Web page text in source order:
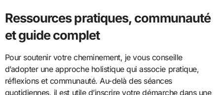
Ressources pratiques, communauté
et guide complet
Pour soutenir votre cheminement, je vous conseille
d’adopter une approche holistique qui associe pratique,
réflexions et communauté. Au-delà des séances
quotidiennes, il est utile d’inscrire votre démarche dans une